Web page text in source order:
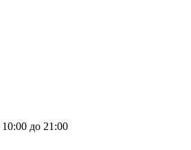
10:00 до 21:00